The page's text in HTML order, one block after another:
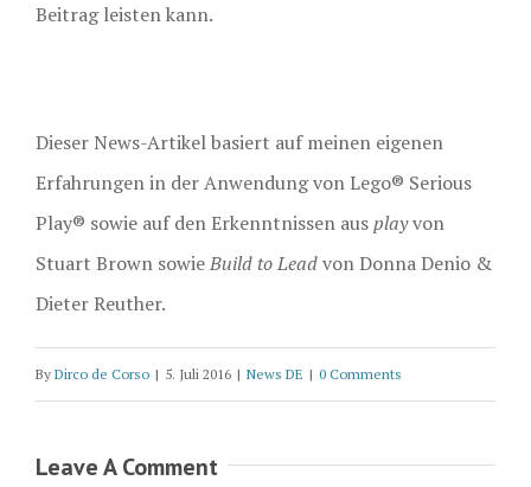
Beitrag leisten kann.
Dieser News-Artikel basiert auf meinen eigenen
Erfahrungen in der Anwendung von Lego® Serious
Play® sowie auf den Erkenntnissen ausplayvon
Stuart Brown sowieBuild to Leadvon Donna Denio &
Dieter Reuther.
By Dirco de Corso | 5. Juli 2016 | News DE | 0 Comments
Leave A Comment